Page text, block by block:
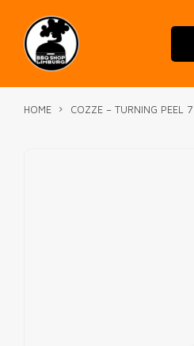
HOME COZZE – TURNING PEEL